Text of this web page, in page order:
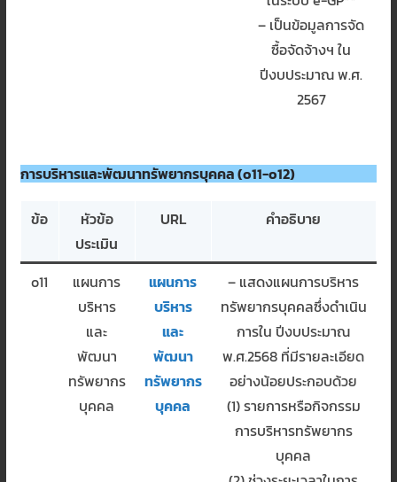
– เป็นข้อมูลการจัด
ซื้อจัดจ้างฯ ใน
ปีงบประมาณ พ.ศ.
2567
การบริหารและพัฒนาทรัพยากรบุคคล (o11-o12)
ข้อ
หัวข้อ
ประเมิน
URL คำอธิบาย
o11
แผนการ
บริหาร
และ
พัฒนา
ทรัพยากร
บุคคล
แผนการ
บริหาร
และ
พัฒนา
ทรัพยากร
บุคคล
– แสดงแผนการบริหาร
ทรัพยากรบุคคลซึ่งดำเนิน
การใน ปีงบประมาณ
พ.ศ.2568 ที่มีรายละเอียด
อย่างน้อยประกอบด้วย
(1) รายการหรือกิจกรรม
การบริหารทรัพยากร
บุคคล